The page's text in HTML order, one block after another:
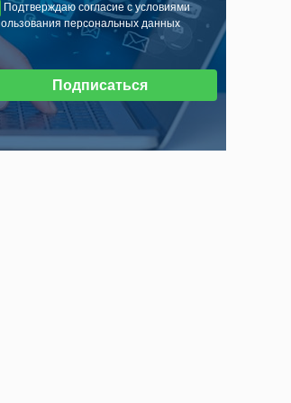
Подтверждаю согласие с условиями
персональных данных
Подписаться